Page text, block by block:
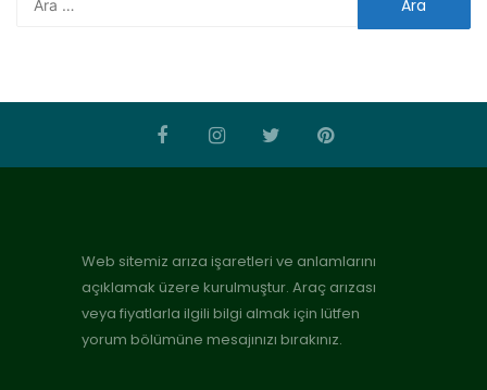
Web sitemiz arıza işaretleri ve anlamlarını
açıklamak üzere kurulmuştur. Araç arızası
veya fiyatlarla ilgili bilgi almak için lütfen
yorum bölümüne mesajınızı bırakınız.